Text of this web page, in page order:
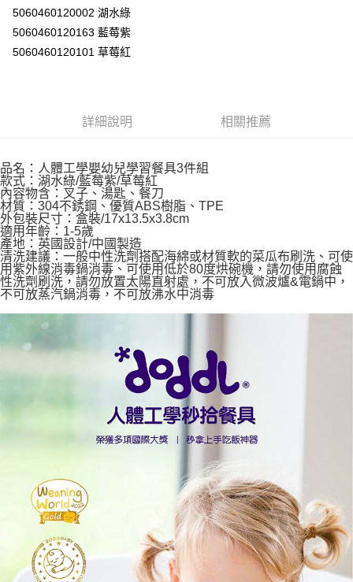
１．簡單：不需註冊會員、不需綁卡、不需儲值。
２．便利：只要手機號碼，簡訊認證，即可結帳。
３．安心：先確認商品／服務後，再付款。
３．收到繳費通知簡訊後14天內，點擊此簡訊中的連結，可透過四大超商／
購買商品的店家。未經商家同意取消之訂單仍視為有效，需透過AFTEE先享
後付繳納相關費用。
※ 交易是否成功請以「AFTEE先享後付 」之結帳頁面顯示為準，若有關於
是否繳費成功／繳費後需取消欲退款等相關疑問，請聯繫「AFTEE先享後付
客戶支援中心」https://netprotections.freshdesk.com/support/home
【注意事項】
１．透過由恩沛科技股份有限公司提供之「AFTEE先享後付」服務完成之交
易，需依本服務之必要範圍內提供個人資料，並將交易相關給付款項請求債
權轉讓予恩沛科技股份有限公司。
「AFTEE先享後付」，若未經同意申辦者引起之損失，本公司不負相關責
４．使用「AFTEE先享後付」時，將依據個別帳號之用戶狀況，依本公司即
時審查核予不同之上限額度；若仍有額度不足之情形，本公司將視審查結果
請求用戶進行身份認證。
５．嚴禁一人註冊多個帳號或使用他人資訊註冊。若發現惡意使用之情形，
恩沛科技股份有限公司將有權停止該用戶之使用額度並採取法律行動。
運送方式
每筆NT$60，滿NT$590(含以上)免運費
每筆NT$60，滿NT$590(含以上)免運費
付款後7-11取貨
每筆NT$60，滿NT$590(含以上)免運費
宅配
每筆NT$100，滿NT$590(含以上)免運費
離島宅配
每筆NT$150，滿NT$890(含以上)免運費
5060460120002 湖水綠
5060460120163 藍莓紫
5060460120101 草莓紅
詳細說明 相關推薦
品名：人體工學嬰幼兒學習餐具3件組
款式：湖水綠/藍莓紫/草莓紅
內容物含：叉子、湯匙、餐刀
材質：304不銹鋼、優質ABS樹脂、TPE
外包裝尺寸：盒裝/17x13.5x3.8cm
適用年齡：1-5歲
產地：英國設計/中國製造
清洗建議：一般中性洗劑搭配海綿或材質軟的菜瓜布刷洗、可使
用紫外線消毒鍋消毒、可使用低於80度烘碗機，請勿使用腐蝕
性洗劑刷洗，請勿放置太陽直射處，不可放入微波爐&電鍋中，
不可放蒸汽鍋消毒，不可放沸水中消毒